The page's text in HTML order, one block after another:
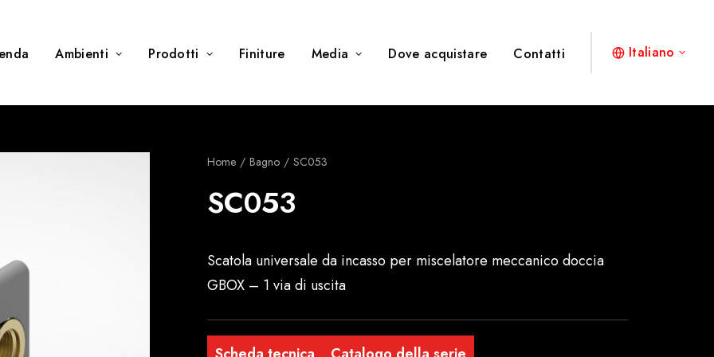
Ambienti Prodotti Finiture Media Dove acquistare Contatti Italiano
Home Bagno SC053
SC053
Scatola universale da incasso per miscelatore meccanico doccia
GBOX – 1 via di uscita